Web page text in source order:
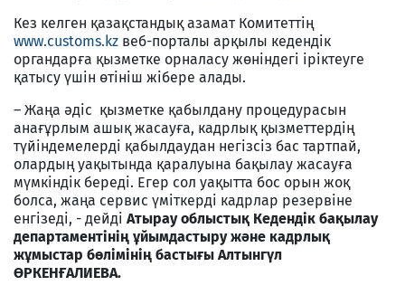
Кез келген қазақстандық азамат Комитеттің
www.customs.kz веб-порталы арқылы кедендік
органдарға қызметке орналасу жөніндегі іріктеуге
қатысу үшін өтініш жібере алады.
– Жаңа әдіс қызметке қабылдану процедурасын
анағұрлым ашық жасауға, кадрлық қызметтердің
түйіндемелерді қабылдаудан негізсіз бас тартпай,
олардың уақытында қаралуына бақылау жасауға
мүмкіндік береді. Егер сол уақытта бос орын жоқ
болса, жаңа сервис үміткерді кадрлар резервіне
енгізеді, - дейді Атырау облыстық Кедендік бақылау
департаментінің ұйымдастыру және кадрлық
жұмыстар бөлімінің бастығы Алтынгүл
ӨРКЕНҒАЛИЕВА.